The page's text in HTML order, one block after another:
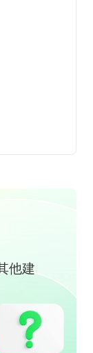
他建